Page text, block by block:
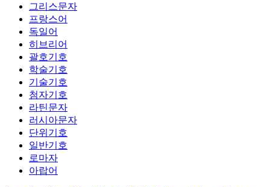
그리스문자
프랑스어
독일어
히브리어
괄호기호
학술기호
기술기호
첨자기호
라틴문자
러시아문자
단위기호
일반기호
로마자
아랍어